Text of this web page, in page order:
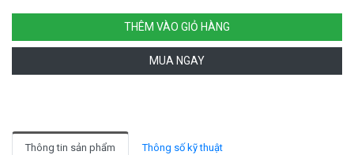
THÊM VÀO GIỎ HÀNG
MUA NGAY
Thông tin sản phẩm Thông số kỹ thuật